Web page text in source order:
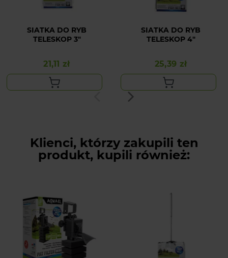
SIATKA DO RYB
TELESKOP 3"
Cena
21,11 zł
SIATKA DO RYB
TELESKOP 4"
Cena
25,39 zł
Klienci, którzy zakupili ten
produkt, kupili również: